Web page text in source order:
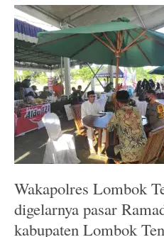
Wakapolres Lombok
digelarnya pasar
kabupaten Lombok